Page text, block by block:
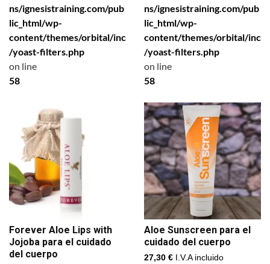
ns/ignesistraining.com/pub
lic_html/wp-
content/themes/orbital/inc
/yoast-filters.php
on line
58
Forever Aloe Lips with
Jojoba para el cuidado
del cuerpo
ns/ignesistraining.com/pub
lic_html/wp-
content/themes/orbital/inc
/yoast-filters.php
on line
58
Aloe Sunscreen para el
cuidado del cuerpo
27,30 € I.V.A incluido